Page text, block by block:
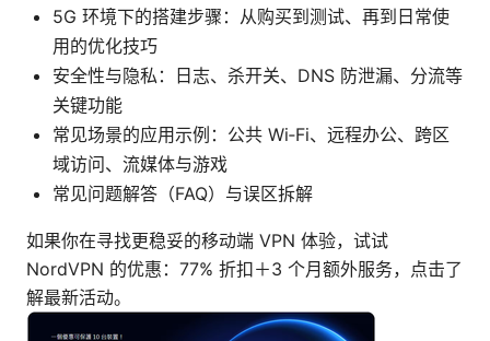
5G 环境下的搭建步骤：从购买到测试、再到日常使
用的优化技巧
安全性与隐私：日志、杀开关、DNS 防泄漏、分流等
关键功能
常见场景的应用示例：公共 Wi‑Fi、远程办公、跨区
域访问、流媒体与游戏
常见问题解答（FAQ）与误区拆解
如果你在寻找更稳妥的移动端 VPN 体验，试试
NordVPN 的优惠：77% 折扣＋3 个月额外服务，点击了
解最新活动。